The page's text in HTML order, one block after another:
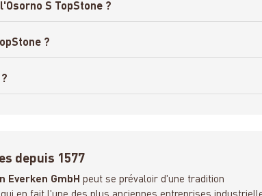
S TopStone ?
?
depuis 1577
Everken GmbH peut se prévaloir d'une tradition